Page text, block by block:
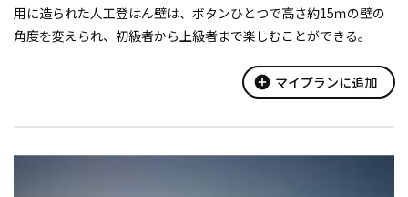
用に造られた人工登はん壁は、ボタンひとつで高さ約15ｍの壁の
角度を変えられ、初級者から上級者まで楽しむことができる。
add_circle マイプランに追加